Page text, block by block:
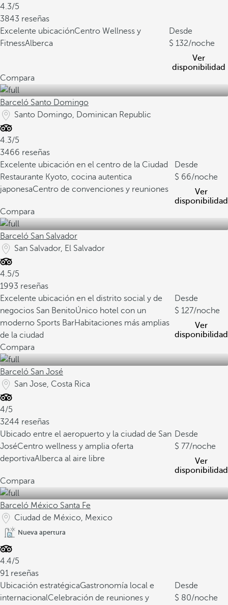
4.3/5
3843 reseñas
Excelente ubicaciónCentro Wellness y
FitnessAlberca
Desde
132/noche
Ver
disponibilidad
Compara
Barceló Santo Domingo
Santo Domingo, Dominican Republic
4.3/5
3466 reseñas
Excelente ubicación en el centro de la Ciudad
Restaurante Kyoto, cocina autentica
japonesaCentro de convenciones y reuniones
Desde
66/noche
Ver
disponibilidad
Compara
Barceló San Salvador
San Salvador, El Salvador
4.5/5
1993 reseñas
Excelente ubicación en el distrito social y de
negocios San BenitoÚnico hotel con un
moderno Sports BarHabitaciones más amplias
de la ciudad
Desde
127/noche
Ver
disponibilidad
Compara
Barceló San José
San Jose, Costa Rica
4/5
3244 reseñas
Ubicado entre el aeropuerto y la ciudad de San
JoséCentro wellness y amplia oferta
deportivaAlberca al aire libre
Desde
77/noche
Ver
disponibilidad
Compara
Barceló México Santa Fe
Ciudad de México, Mexico
Nueva apertura
4.4/5
91 reseñas
Ubicación estratégicaGastronomía local e
internacionalCelebración de reuniones y
Desde
80/noche